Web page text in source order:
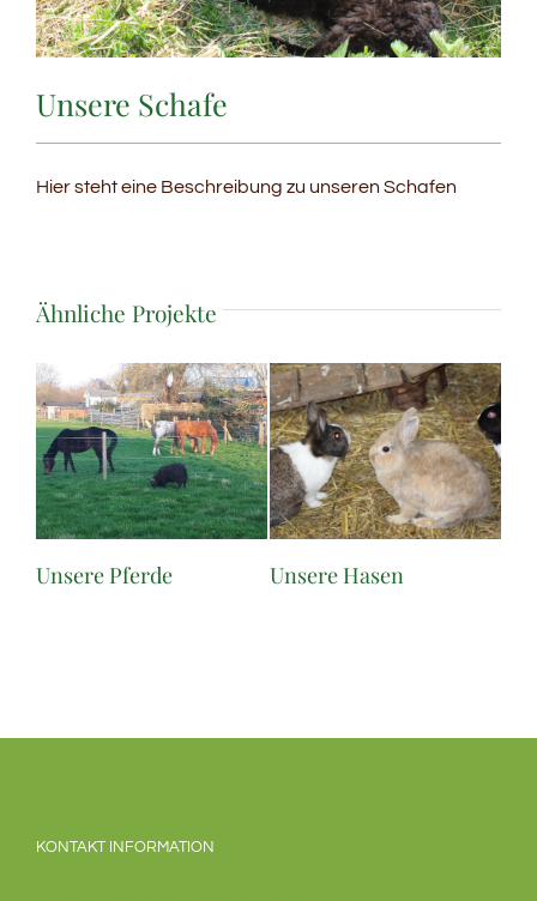
Unsere Schafe
Hier steht eine Beschreibung zu unseren Schafen
Ähnliche Projekte
Unsere Pferde Unsere Hasen
KONTAKT INFORMATION